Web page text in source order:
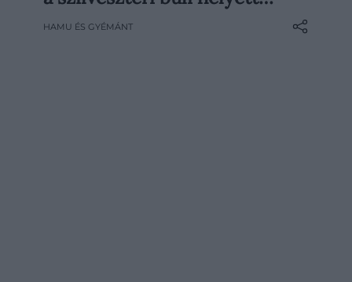
bővelkedett a jobbnál jobb vígjátékokban.
HAMU ÉS GYÉMÁNT